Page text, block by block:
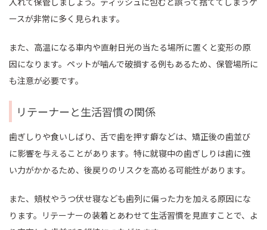
ースが非常に多く見られます。
また、高温になる車内や直射日光の当たる場所に置くと変形の原
因になります。ペットが噛んで破損する例もあるため、保管場所に
も注意が必要です。
リテーナーと生活習慣の関係
歯ぎしりや食いしばり、舌で歯を押す癖などは、矯正後の歯並び
に影響を与えることがあります。特に就寝中の歯ぎしりは歯に強
い力がかかるため、後戻りのリスクを高める可能性があります。
また、頬杖やうつ伏せ寝なども歯列に偏った力を加える原因にな
ります。リテーナーの装着とあわせて生活習慣を見直すことで、よ